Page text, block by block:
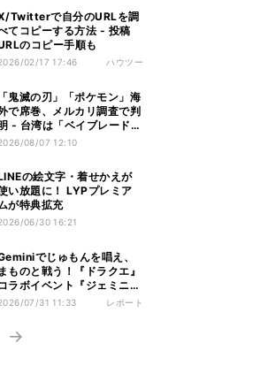
Twitterで自分のURLを調
てコピーする方法 - 投稿
のコピー手順も
02/17 17:46 ハウツー
「鬼滅の刃」「ポケモン」海
で席巻、メルカリ調査で判
- 台湾は「ベイブレード」
首位08/07 12:10
の絵文字・着せかえが
い放題に！ LYPプレミア
が特典拡充
06/30 16:21
でじゅもんを唱え、
まものと戦う！『ドラクエ』
ラボイベント『ジェミニク
スト』を体験してきた
07/31 11:33 レポート